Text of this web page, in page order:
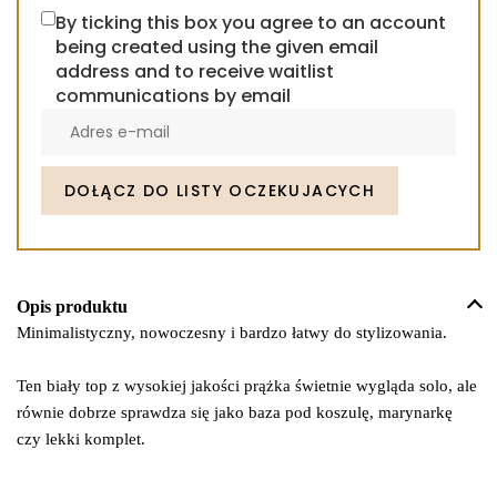
By ticking this box you agree to an account
being created using the given email
address and to receive waitlist
communications by email
your
email
address
to
for
this
DOŁĄCZ DO LISTY OCZEKUJACYCH
Opis produktu
Minimalistyczny, nowoczesny i bardzo łatwy do stylizowania.
Ten biały top z wysokiej jakości prążka świetnie wygląda solo, ale
równie dobrze sprawdza się jako baza pod koszulę, marynarkę
czy lekki komplet.